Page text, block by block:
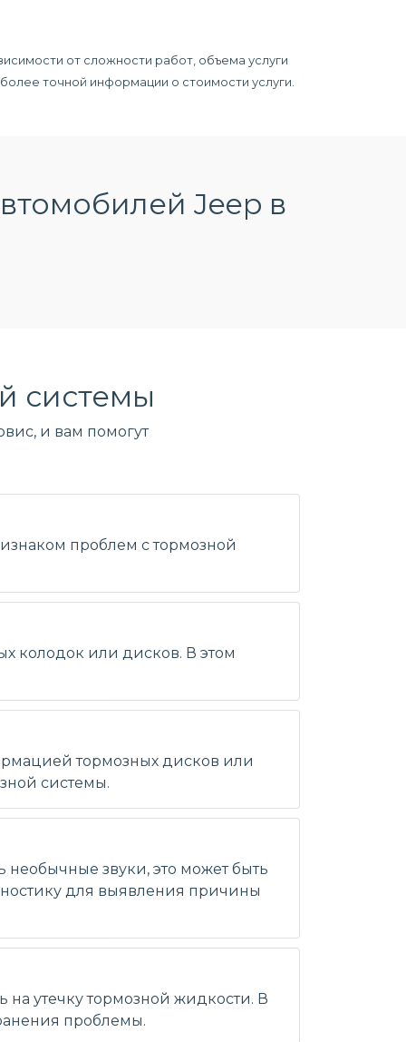
от сложности работ, объема услуги
точной информации о стоимости услуги.
Jeep в
системы
и вам помогут
проблем с тормозной
колодок или дисков. В этом
тормозных дисков или
системы.
звуки, это может быть
для выявления причины
на утечку тормозной жидкости. В
проблемы.